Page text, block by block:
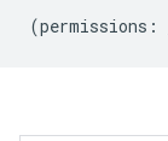
(permissions :